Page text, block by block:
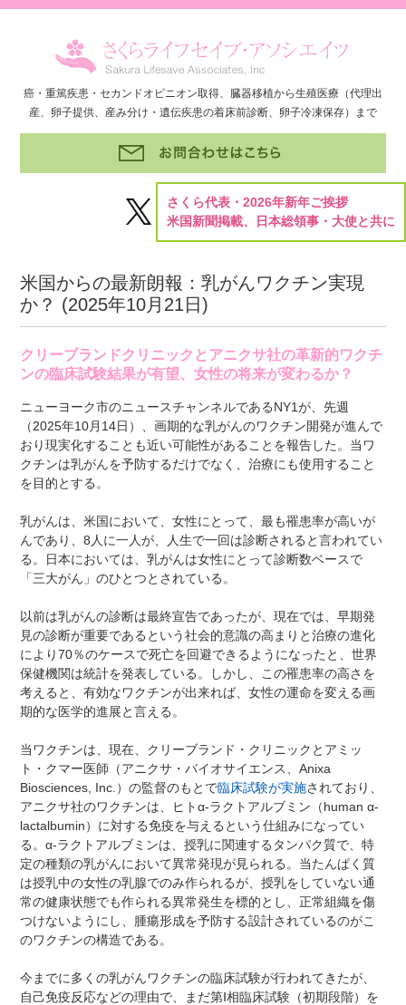
癌・重篤疾患・セカンドオピニオン取得、臓器移植から生殖医療（代理出
産、卵子提供、産み分け・遺伝疾患の着床前診断、卵子冷凍保存）まで
さくら代表・2026年新年ご挨拶
米国新聞掲載、日本総領事・大使と共に
米国からの最新朗報：乳がんワクチン実現
か？ (2025年10月21日)
クリーブランドクリニックとアニクサ社の革新的ワクチ
ンの臨床試験結果が有望、女性の将来が変わるか？
ニューヨーク市のニュースチャンネルであるNY1が、先週
（2025年10月14日）、画期的な乳がんのワクチン開発が進んで
おり現実化することも近い可能性があることを報告した。当ワ
クチンは乳がんを予防するだけでなく、治療にも使用すること
を目的とする。
乳がんは、米国において、女性にとって、最も罹患率が高いが
んであり、8人に一人が、人生で一回は診断されると言われてい
る。日本においては、乳がんは女性にとって診断数ベースで
「三大がん」のひとつとされている。
以前は乳がんの診断は最終宣告であったが、現在では、早期発
見の診断が重要であるという社会的意識の高まりと治療の進化
により70％のケースで死亡を回避できるようになったと、世界
保健機関は統計を発表している。しかし、この罹患率の高さを
考えると、有効なワクチンが出来れば、女性の運命を変える画
期的な医学的進展と言える。
当ワクチンは、現在、クリーブランド・クリニックとアミッ
ト・クマー医師（アニクサ・バイオサイエンス、Anixa
Biosciences, Inc.）の監督のもとで臨床試験が実施されており、
アニクサ社のワクチンは、ヒトα-ラクトアルブミン（human α-
lactalbumin）に対する免疫を与えるという仕組みになってい
る。α-ラクトアルブミンは、授乳に関連するタンパク質で、特
定の種類の乳がんにおいて異常発現が見られる。当たんぱく質
は授乳中の女性の乳腺でのみ作られるが、授乳をしていない通
常の健康状態でも作られる異常発生を標的とし、正常組織を傷
つけないようにし、腫瘍形成を予防する設計されているのがこ
のワクチンの構造である。
今までに多くの乳がんワクチンの臨床試験が行われてきたが、
自己免疫反応などの理由で、まだ第Ⅰ相臨床試験（初期段階）を